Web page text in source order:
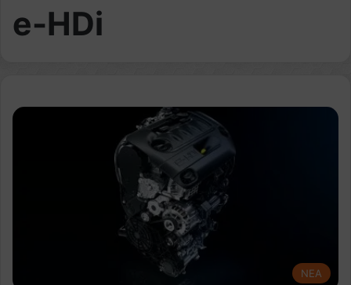
e-HDi
NEA